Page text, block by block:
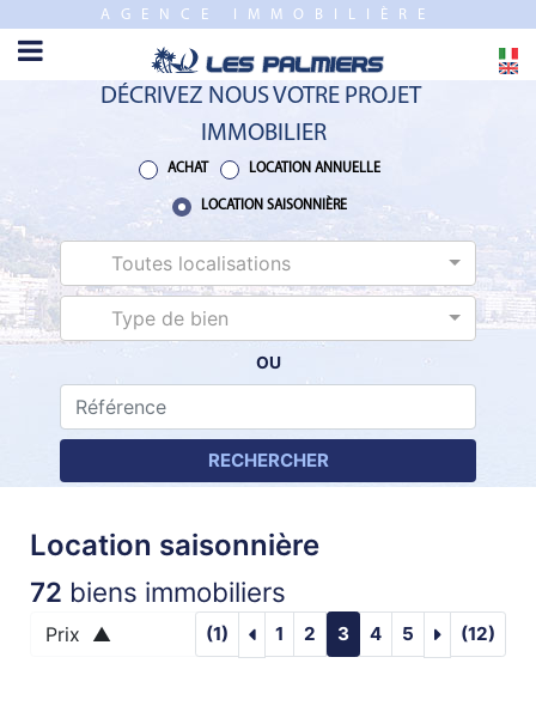
AGENCE IMMOBILIÈRE
ACCUEIL
ESTIMATION
LOCATION
LOCATION
ACTUALITÉS
NOTRE
DÉCRIVEZ NOUS VOTRE PROJET
IMMOBILIER
ACHAT LOCATION ANNUELLE
LOCATION SAISONNIÈRE
Toutes localisations
Type de bien
OU
RECHERCHER
Location saisonnière
72 biens immobiliers
Prix ▲ (1) visupageprec :LOCATION
1 2 3 4 5 (12)